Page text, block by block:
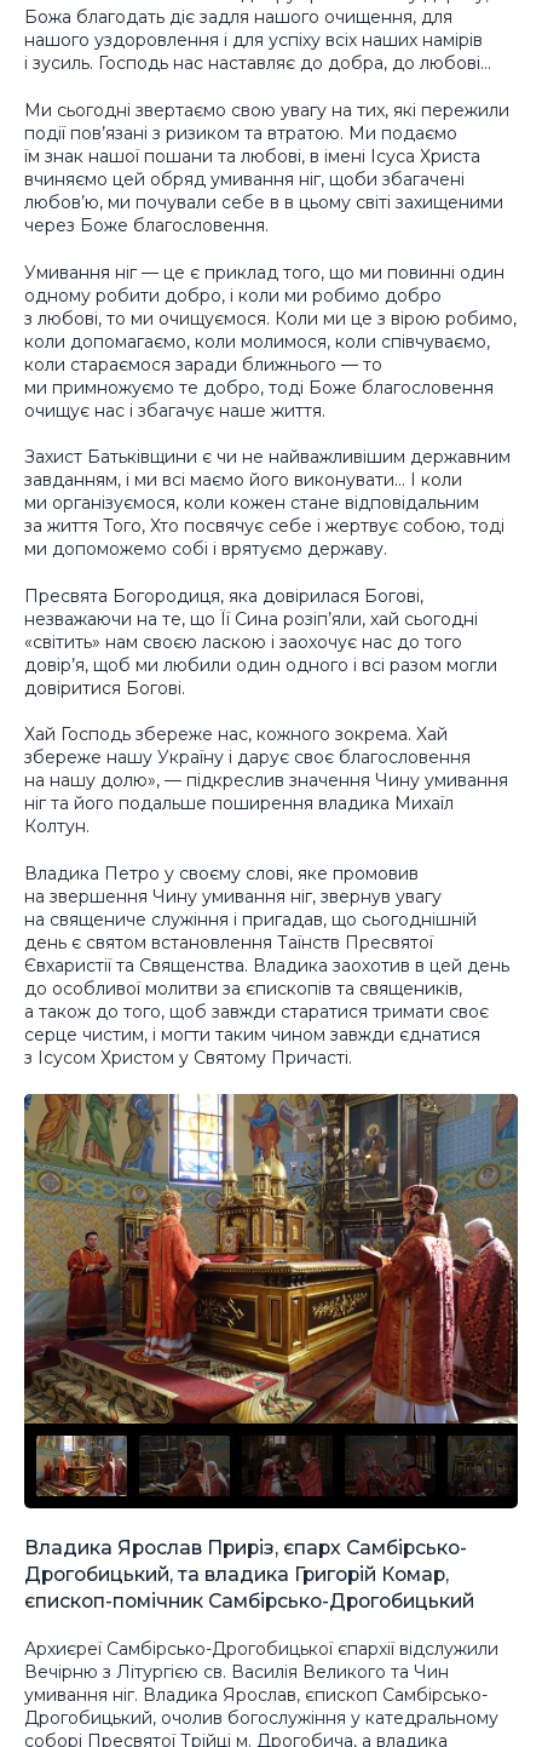
Божа благодать діє задля нашого очищення, для
нашого уздоровлення і для успіху всіх наших намірів
і зусиль. Господь нас наставляє до добра, до любові…
Ми сьогодні звертаємо свою увагу на тих, які пережили
події пов’язані з ризиком та втратою. Ми подаємо
їм знак нашої пошани та любові, в імені Ісуса Христа
вчиняємо цей обряд умивання ніг, щоби збагачені
любов’ю, ми почували себе в в цьому світі захищеними
через Боже благословення.
Умивання ніг — це є приклад того, що ми повинні один
одному робити добро, і коли ми робимо добро
з любові, то ми очищуємося. Коли ми це з вірою робимо,
коли допомагаємо, коли молимося, коли співчуваємо,
коли стараємося заради ближнього — то
ми примножуємо те добро, тоді Боже благословення
очищує нас і збагачує наше життя.
Захист Батьківщини є чи не найважливішим державним
завданням, і ми всі маємо його виконувати… І коли
ми організуємося, коли кожен стане відповідальним
за життя Того, Хто посвячує себе і жертвує собою, тоді
ми допоможемо собі і врятуємо державу.
Пресвята Богородиця, яка довірилася Богові,
незважаючи на те, що Її Сина розіп’яли, хай сьогодні
«світить» нам своєю ласкою і заохочує нас до того
довір’я, щоб ми любили один одного і всі разом могли
довіритися Богові.
Хай Господь збереже нас, кожного зокрема. Хай
збереже нашу Україну і дарує своє благословення
на нашу долю», — підкреслив значення Чину умивання
ніг та його подальше поширення владика Михаїл
Колтун.
Владика Петро у своєму слові, яке промовив
на звершення Чину умивання ніг, звернув увагу
на священиче служіння і пригадав, що сьогоднішній
день є святом встановлення Таїнств Пресвятої
Євхаристії та Священства. Владика заохотив в цей день
до особливої молитви за єпископів та священиків,
а також до того, щоб завжди старатися тримати своє
серце чистим, і могти таким чином завжди єднатися
з Ісусом Христом у Святому Причасті.
Владика Ярослав Приріз, єпарх Самбірсько-
Дрогобицький, та владика Григорій Комар,
єпископ-помічник Самбірсько-Дрогобицький
Архиєреї Самбірсько-Дрогобицької єпархії відслужили
Вечірню з Літургією св. Василія Великого та Чин
умивання ніг. Владика Ярослав, єпископ Самбірсько-
Дрогобицький, очолив богослужіння у катедральному
соборі Пресвятої Трійці м. Дрогобича, а владика